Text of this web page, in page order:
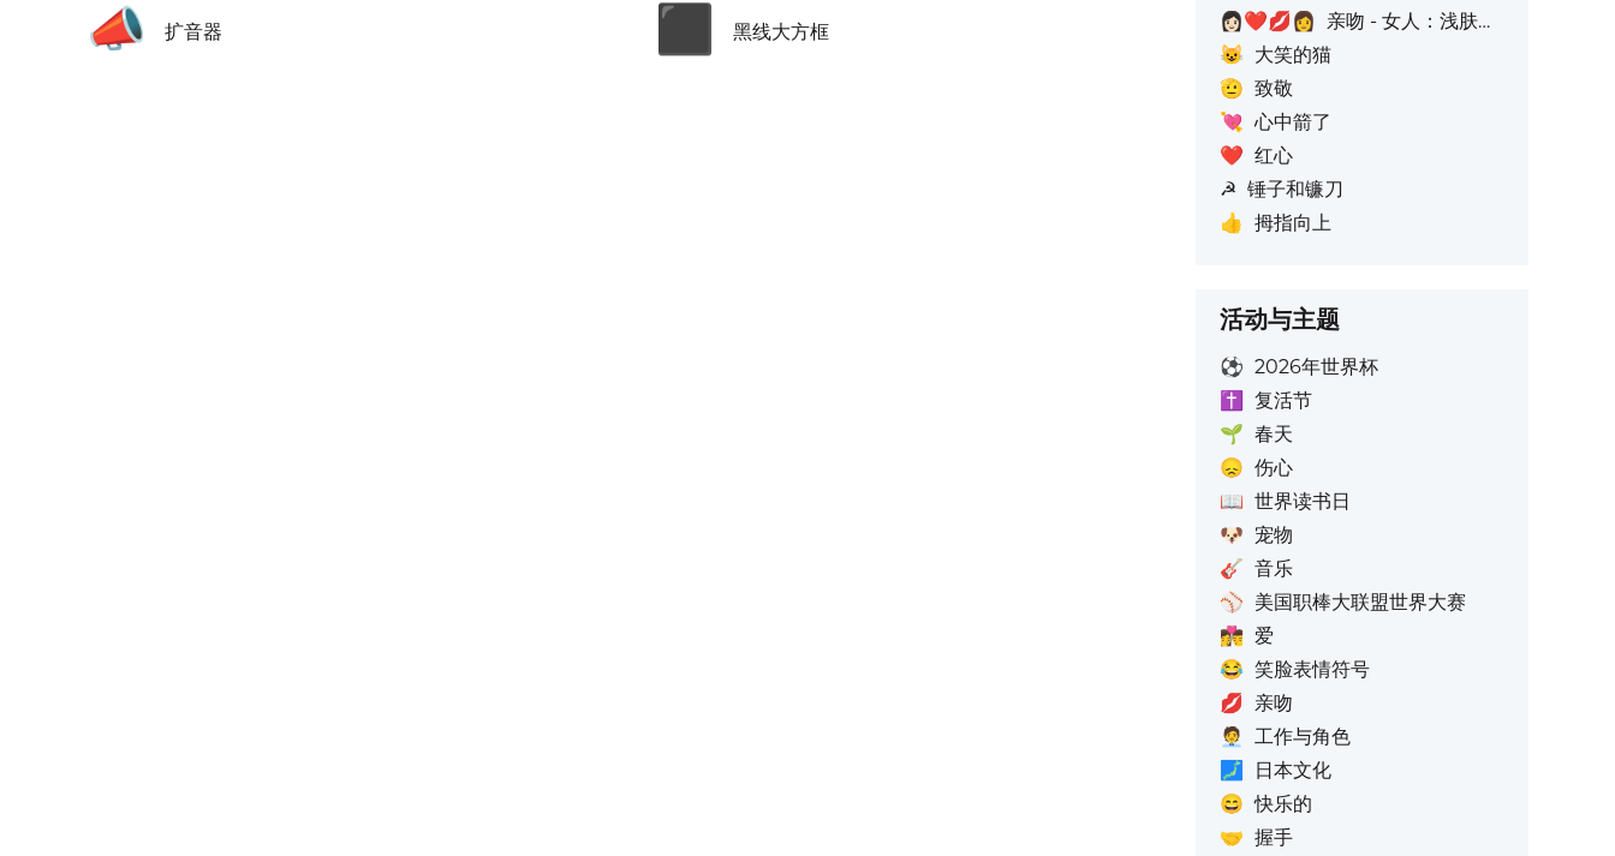
📣 扩音器 ⬛ 黑线大方框
👩🏻‍❤️‍💋‍👩
亲吻 - 女人：浅肤色, 女人：无肤色: 无肤色
😺 大笑的猫
🫡 致敬
💘 心中箭了
❤️ 红心
☭ 锤子和镰刀
👍 拇指向上
活动与主题
⚽ 2026年世界杯
✝️
复活节
🌱 春天
😞 伤心
📖 世界读书日
🐶 宠物
🎸 音乐
⚾ 美国职棒大联盟世界大赛
👩‍❤️‍💋‍👨 爱
😂 笑脸表情符号
💋 亲吻
🧑‍💼
工作与角色
🗾
日本文化
😄 快乐的
🤝 握手